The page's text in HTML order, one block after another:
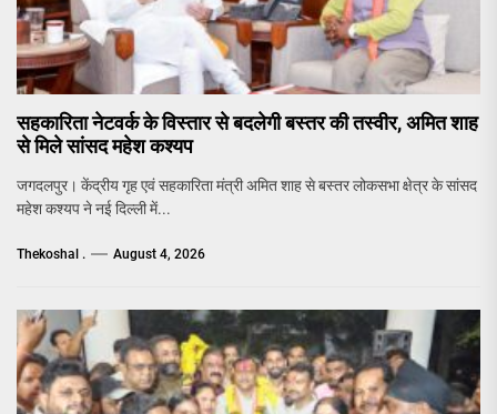
सहकारिता नेटवर्क के विस्तार से बदलेगी बस्तर की तस्वीर, अमित शाह
से मिले सांसद महेश कश्यप
जगदलपुर। केंद्रीय गृह एवं सहकारिता मंत्री अमित शाह से बस्तर लोकसभा क्षेत्र के सांसद
महेश कश्यप ने नई दिल्ली में...
Thekoshal . August 4, 2026